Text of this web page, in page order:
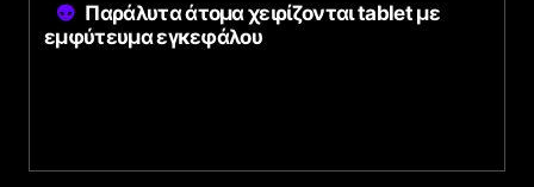
Παράλυτα άτομα χειρίζονται tablet με
εμφύτευμα εγκεφάλου